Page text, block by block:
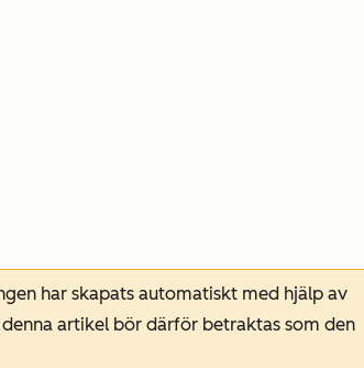
har skapats automatiskt med hjälp av
artikel bör därför betraktas som den